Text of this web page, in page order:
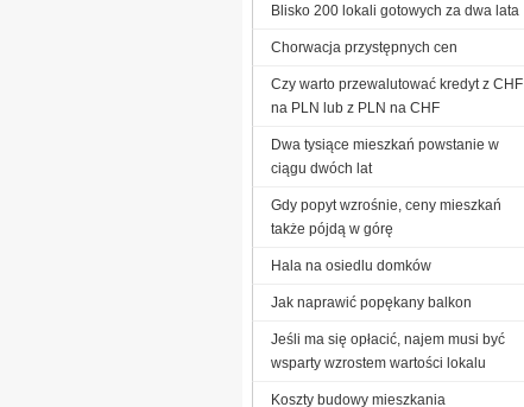
Blisko 200 lokali gotowych za dwa lata
Chorwacja przystępnych cen
Czy warto przewalutować kredyt z CHF
na PLN lub z PLN na CHF
Dwa tysiące mieszkań powstanie w
ciągu dwóch lat
Gdy popyt wzrośnie, ceny mieszkań
także pójdą w górę
Hala na osiedlu domków
Jak naprawić popękany balkon
Jeśli ma się opłacić, najem musi być
wsparty wzrostem wartości lokalu
Koszty budowy mieszkania